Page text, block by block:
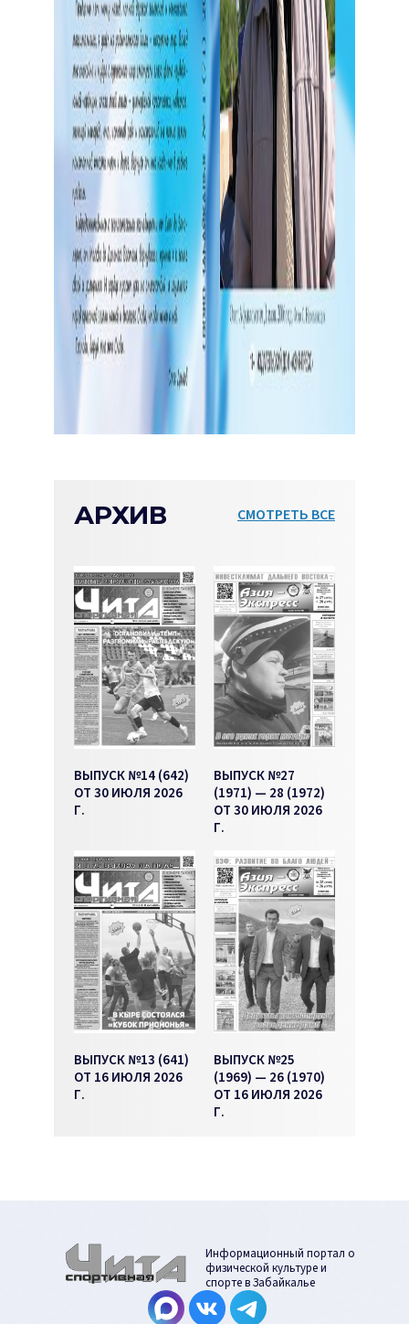
АРХИВ СМОТРЕТЬ ВСЕ
ВЫПУСК №14 (642)
ОТ 30 ИЮЛЯ 2026
Г.
ВЫПУСК №27
(1971) — 28 (1972)
ОТ 30 ИЮЛЯ 2026
Г.
ВЫПУСК №13 (641)
ОТ 16 ИЮЛЯ 2026
Г.
ВЫПУСК №25
(1969) — 26 (1970)
ОТ 16 ИЮЛЯ 2026
Г.
Информационный портал о
физической культуре и
спорте в Забайкалье